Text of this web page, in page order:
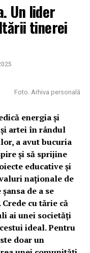
Un lider
tinerei
Foto. Arhiva personală
energia și
artei în rândul
a avut bucuria
și să sprijine
educative și
naționale de
de a se
cu tărie că
ai unei societăți
ideal. Pentru
doar un